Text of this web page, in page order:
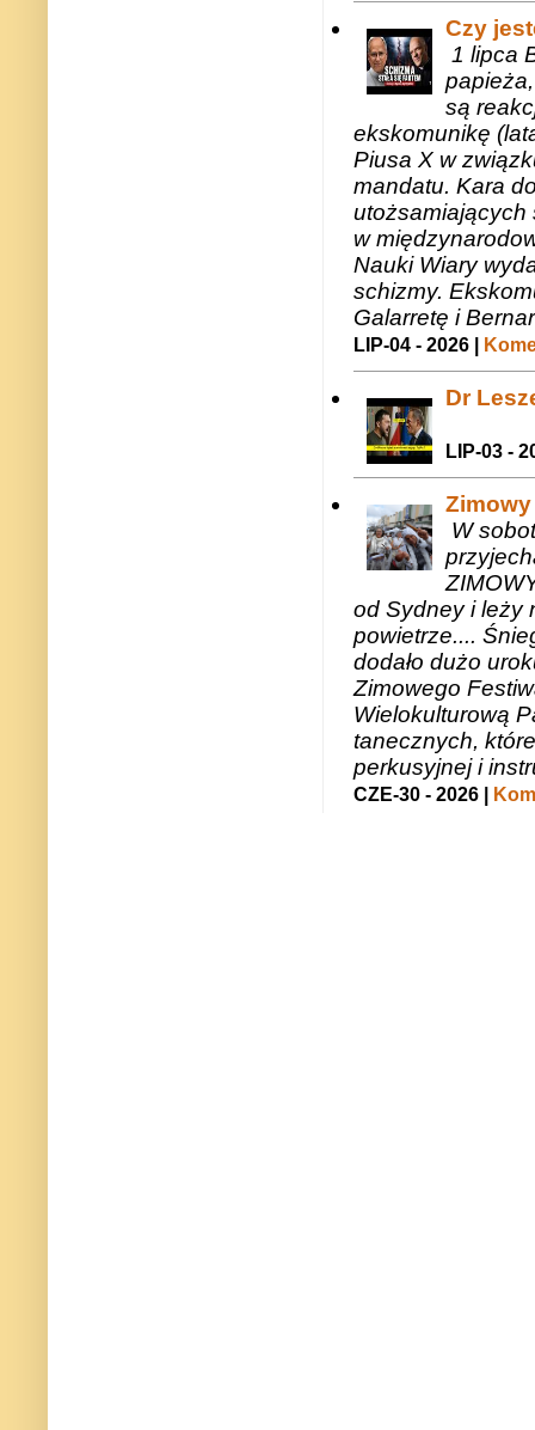
Czy
1 lipca
są
ekskomunikę
Piusa X w
mandatu. Kara
utożsamiających
w
Nauki Wiary
schizmy.
Galarretę i
LIP-04 - 2026 |
Dr
LIP-03 -
W
od Sydney i leży
powietrze....
dodało dużo
Zimowego
Wielokulturową
tanecznych,
perkusyjnej i
CZE-30 - 2026 |